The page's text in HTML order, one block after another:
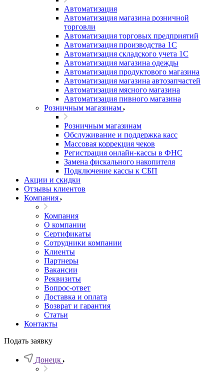
Автоматизация
Автоматизация магазина розничной
торговли
Автоматизация торговых предприятий
Автоматизация производства 1С
Автоматизация складского учета 1C
Автоматизация магазина одежды
Автоматизация продуктового магазина
Автоматизация магазина автозапчастей
Автоматизация мясного магазина
Автоматизация пивного магазина
Розничным магазинам
Розничным магазинам
Обслуживание и поддержка касс
Массовая коррекция чеков
Регистрация онлайн-кассы в ФНС
Замена фискального накопителя
Подключение кассы к СБП
Акции и скидки
Отзывы клиентов
Компания
Компания
О компании
Сертификаты
Сотрудники компании
Клиенты
Партнеры
Вакансии
Реквизиты
Вопрос-ответ
Доставка и оплата
Возврат и гарантия
Статьи
Контакты
Подать заявку
Донецк